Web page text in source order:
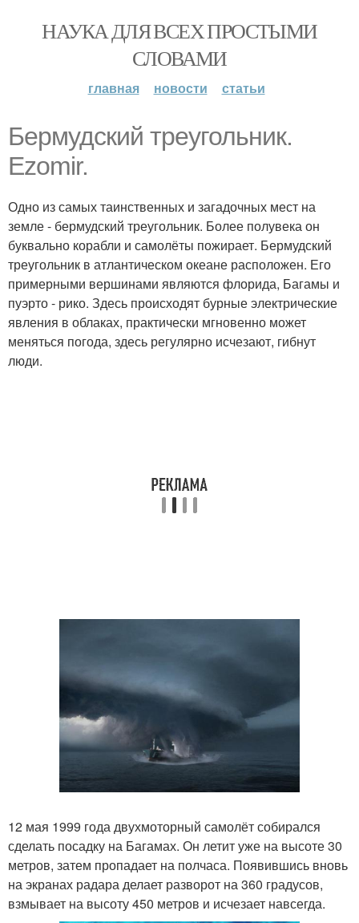
НАУКА ДЛЯ ВСЕХ ПРОСТЫМИ
СЛОВАМИ
главная новости статьи
Бермудский треугольник.
Ezomir.
Одно из самых таинственных и загадочных мест на
земле - бермудский треугольник. Более полувека он
буквально корабли и самолёты пожирает. Бермудский
треугольник в атлантическом океане расположен. Его
примерными вершинами являются флорида, Багамы и
пуэрто - рико. Здесь происходят бурные электрические
явления в облаках, практически мгновенно может
меняться погода, здесь регулярно исчезают, гибнут
люди.
12 мая 1999 года двухмоторный самолёт собирался
сделать посадку на Багамах. Он летит уже на высоте 30
метров, затем пропадает на полчаса. Появившись вновь
на экранах радара делает разворот на 360 градусов,
взмывает на высоту 450 метров и исчезает навсегда.